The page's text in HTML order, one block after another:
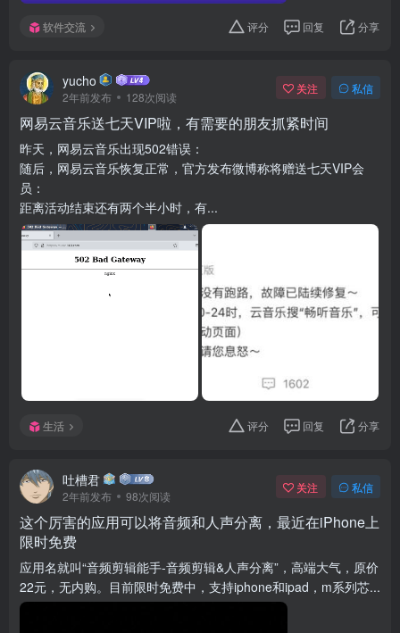
软件交流 评分 回复 分享
yucho
2年前发布 128次阅读
关注 私信
网易云音乐送七天VIP啦，有需要的朋友抓紧时间
昨天，网易云音乐出现502错误：
随后，网易云音乐恢复正常，官方发布微博称将赠送七天VIP会
员：
距离活动结束还有两个半小时，有...
生活 评分 回复 分享
吐槽君
2年前发布 98次阅读
关注 私信
这个厉害的应用可以将音频和人声分离，最近在iPhone上
限时免费
应用名就叫“音频剪辑能手-音频剪辑&人声分离”，高端大气，原价
22元，无内购。目前限时免费中，支持iphone和ipad，m系列芯...